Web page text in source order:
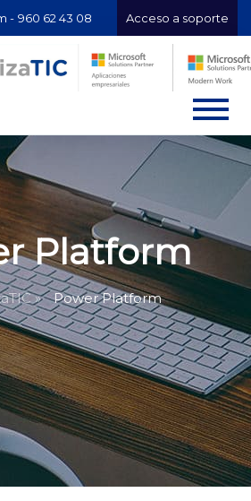
- 960 62 43 08 Acceso a soporte
Platform
» Power Platform